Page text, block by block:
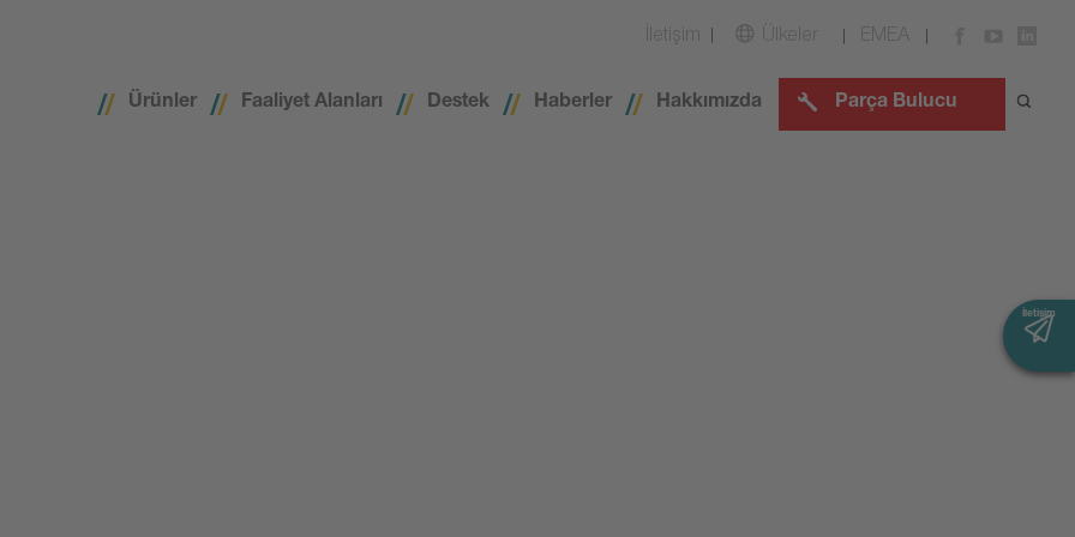
İletişim Ülkeler EMEA
Ürünler Faaliyet Alanları Destek Haberler Hakkımızda Parça Bulucu
İletişim